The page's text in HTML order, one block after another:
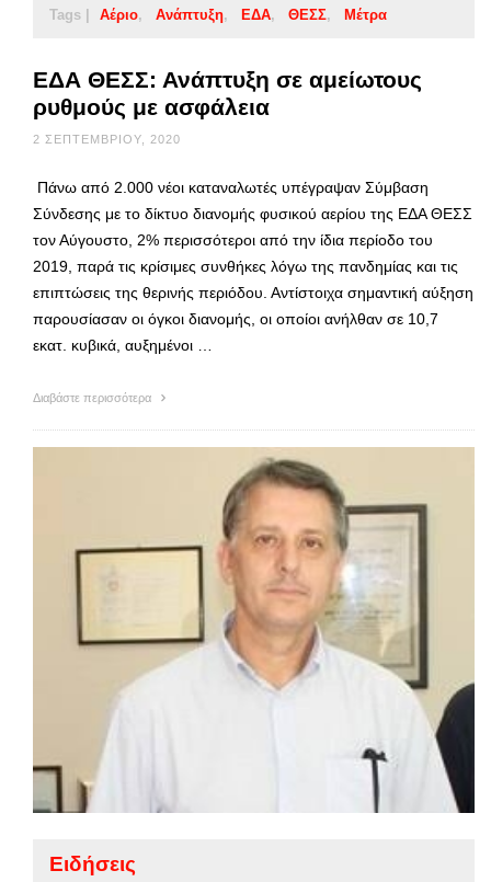
Tags | Αέριο Ανάπτυξη ΕΔΑ ΘΕΣΣ Μέτρα
ΕΔΑ ΘΕΣΣ: Ανάπτυξη σε αμείωτους
ρυθμούς με ασφάλεια
2 ΣΕΠΤΕΜΒΡΊΟΥ, 2020
Πάνω από 2.000 νέοι καταναλωτές υπέγραψαν Σύμβαση
Σύνδεσης με το δίκτυο διανομής φυσικού αερίου της ΕΔΑ ΘΕΣΣ
τον Αύγουστο, 2% περισσότεροι από την ίδια περίοδο του
2019, παρά τις κρίσιμες συνθήκες λόγω της πανδημίας και τις
επιπτώσεις της θερινής περιόδου. Αντίστοιχα σημαντική αύξηση
παρουσίασαν οι όγκοι διανομής, οι οποίοι ανήλθαν σε 10,7
εκατ. κυβικά, αυξημένοι …
Διαβάστε περισσότερα
Ειδήσεις